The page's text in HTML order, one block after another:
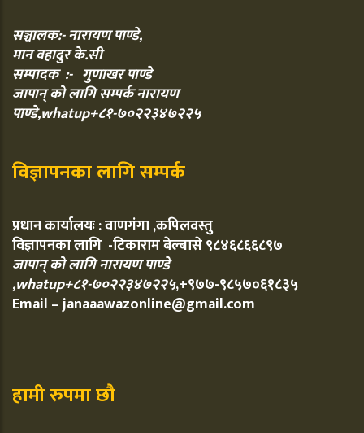
सञ्चालक:- नारायण पाण्डे,
मान वहादुर के.सी
सम्पादक :- गुणाखर पाण्डे
जापान् को लागि सम्पर्क नारायण
पाण्डे,whatup+८१-७०२२३४७२२५
विज्ञापनका लागि सम्पर्क
प्रधान कार्यालयः : वाणगंगा ,कपिलवस्तु
विज्ञापनका लागि -टिकाराम बेल्बासे ९८४६८६६८९७
जापान् को लागि नारायण पाण्डे
,whatup+८१-७०२२३४७२२५,+९७७-९८५७०६१८३५
Email – janaaawazonline@gmail.com
हामी रुपमा छौ